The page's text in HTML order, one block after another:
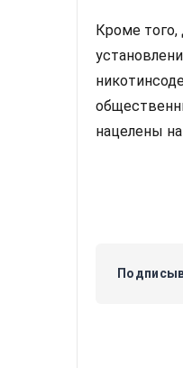
Кроме того,
нацелены